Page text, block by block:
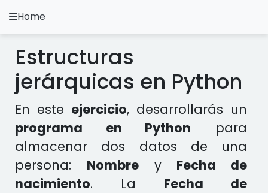
A.
Ejercicios Python
Instalación y Configuración
Metodología Python
Video Tutoriales
Ejercicios en otros Lenguajes
Home
Estructuras
jerárquicas en Python
En este ejercicio, desarrollarás un
programa en Python para
almacenar dos datos de una
persona: Nombrey Fecha de
nacimiento. La Fecha de